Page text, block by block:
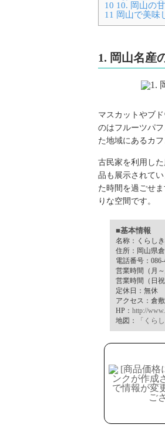
10 10. 岡山の
11 岡山で美味
1. 岡山名産
マスカットやブ
のはフルーツパ
た地域にあるカフ
古民家を利用し
品も展示されて
た時間を過ごせ
りな空間です。
■基本情報
名称：くらし
住所：岡山県
電話番号：086-
営業時間（月～
営業時間（日祝
定休日：無休
アクセス：倉
HP： http://
地図：
「くら